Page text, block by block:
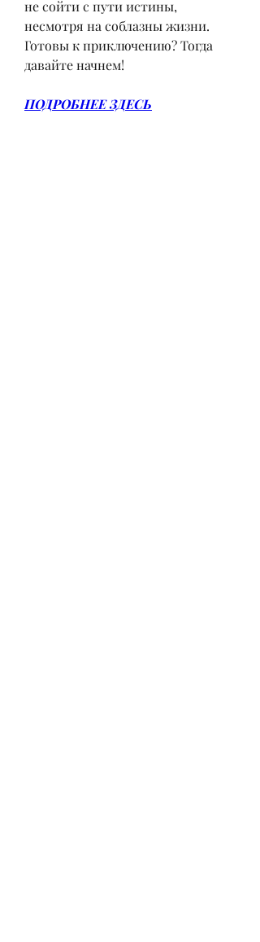
не сойти с пути истины,
несмотря на соблазны жизни.
Готовы к приключению? Тогда
давайте начнем!
ПОДРОБНЕЕ ЗДЕСЬ